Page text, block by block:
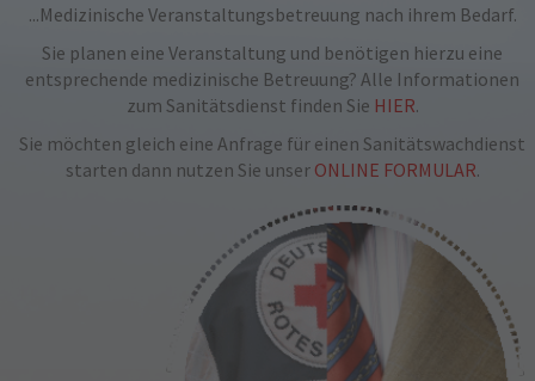
...Medizinische Veranstaltungsbetreuung nach ihrem Bedarf.
Sie planen eine Veranstaltung und benötigen hierzu eine
entsprechende medizinische Betreuung? Alle Informationen
zum Sanitätsdienst finden Sie HIER.
Sie möchten gleich eine Anfrage für einen Sanitätswachdienst
starten dann nutzen Sie unser ONLINE FORMULAR.